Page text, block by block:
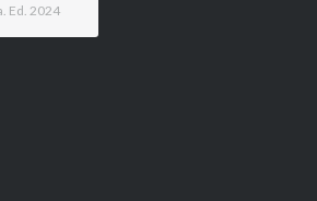
Ed. 2024